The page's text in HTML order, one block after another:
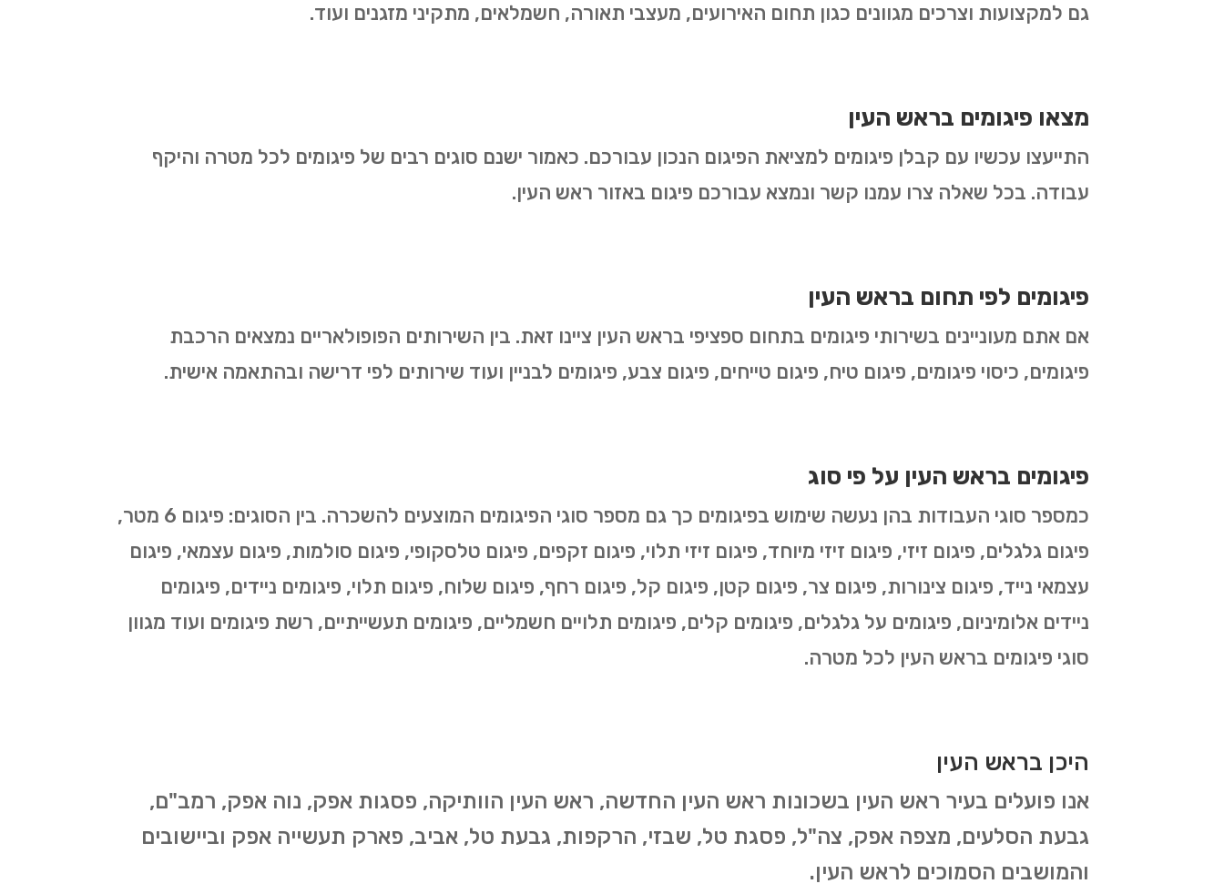
גם למקצועות וצרכים מגוונים כגון תחום האירועים, מעצבי תאורה, חשמלאים, מתקיני מזגנים ועוד.
מצאו פיגומים בראש העין
התייעצו עכשיו עם קבלן פיגומים למציאת הפיגום הנכון עבורכם. כאמור ישנם סוגים רבים של פיגומים לכל מטרה והיקף
עבודה. בכל שאלה צרו עמנו קשר ונמצא עבורכם פיגום באזור ראש העין.
פיגומים לפי תחום בראש העין
אם אתם מעוניינים בשירותי פיגומים בתחום ספציפי בראש העין ציינו זאת. בין השירותים הפופולאריים נמצאים הרכבת
פיגומים, כיסוי פיגומים, פיגום טיח, פיגום טייחים, פיגום צבע, פיגומים לבניין ועוד שירותים לפי דרישה ובהתאמה אישית.
פיגומים בראש העין על פי סוג
כמספר סוגי העבודות בהן נעשה שימוש בפיגומים כך גם מספר סוגי הפיגומים המוצעים להשכרה. בין הסוגים: פיגום 6 מטר,
פיגום גלגלים, פיגום זיזי, פיגום זיזי מיוחד, פיגום זיזי תלוי, פיגום זקפים, פיגום טלסקופי, פיגום סולמות, פיגום עצמאי, פיגום
עצמאי נייד, פיגום צינורות, פיגום צר, פיגום קטן, פיגום קל, פיגום רחף, פיגום שלוח, פיגום תלוי, פיגומים ניידים, פיגומים
ניידים אלומיניום, פיגומים על גלגלים, פיגומים קלים, פיגומים תלויים חשמליים, פיגומים תעשייתיים, רשת פיגומים ועוד מגוון
סוגי פיגומים בראש העין לכל מטרה.
היכן בראש העין
אנו פועלים בעיר ראש העין בשכונות ראש העין החדשה, ראש העין הוותיקה, פסגות אפק, נוה אפק, רמב"ם,
גבעת הסלעים, מצפה אפק, צה"ל, פסגת טל, שבזי, הרקפות, גבעת טל, אביב, פארק תעשייה אפק וביישובים
והמושבים הסמוכים לראש העין.